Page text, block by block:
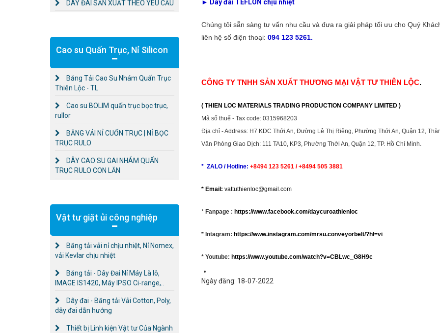
DÂY ĐAI SẢN XUẤT THEO YÊU CẦU
Cao su Quấn Trục, Nỉ Silicon
Băng Tải Cao Su Nhám Quấn Trục
Thiên Lộc - TL
Cao su BOLIM quấn trục bọc trục,
rullor
BĂNG VẢI NỈ CUỐN TRỤC | NỈ BỌC
TRỤC RULO
DÂY CAO SU GAI NHÁM QUẤN
TRỤC RULO CON LĂN
Vật tư giặt ủi công nghiệp
Băng tải vải nỉ chịu nhiệt, Nỉ Nomex,
vải Kevlar chịu nhiệt
Băng tải - Dây Đai Nỉ Máy Là lô,
IMAGE IS1420, Máy IPSO Ci-range,..
Dây đai - Băng tải Vải Cotton, Poly,
dây đai dẫn hướng
Thiết bị Linh kiện Vật tư Của Ngành
► Dây đai TEFLON chịu nhiệt
Chúng tôi sẵn sàng tư vấn nhu cầu và đưa ra giải pháp tối ưu cho Quý
liên hệ số điện thoại: 094 123 5261.
CÔNG TY TNHH SẢN XUẤT THƯƠNG MẠI VẬT TƯ THIÊN LỘC.
( THIEN LOC MATERIALS TRADING PRODUCTION COMPANY LIMITED )
Mã số thuế - Tax code: 0315968203
Địa chỉ - Address: H7 KDC Thới An, Đường Lê Thị Riêng, Phường Thới An, Quận 12,
Văn Phòng Giao Dịch: 111 TA10, KP3, Phường Thới An, Quận 12, TP. Hồ Chí Minh.
* ZALO / Hotline: +8494 123 5261 / +8494 505 3881
* Email: vattuthienloc@gmail.com
* Fanpage : https://www.facebook.com/daycuroathienloc
* Intagram: https://www.instagram.com/mrsu.conveyorbelt/?hl=vi
* Youtube: https://www.youtube.com/watch?v=CBLwc_G8H9c
Ngày đăng: 18-07-2022